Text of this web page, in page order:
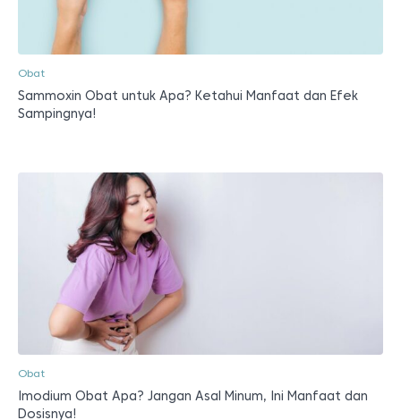
Obat
Sammoxin Obat untuk Apa? Ketahui Manfaat dan Efek
Sampingnya!
Obat
Imodium Obat Apa? Jangan Asal Minum, Ini Manfaat dan
Dosisnya!